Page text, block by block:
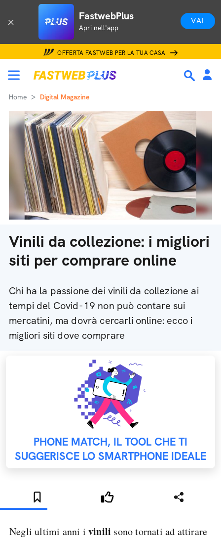
FastwebPlus
Apri nell'app
VAI
OFFERTA FASTWEB PER LA TUA CASA
Home Digital Magazine
Vinili da collezione: i migliori
siti per comprare online
Chi ha la passione dei vinili da collezione ai
tempi del Covid-19 non può contare sui
mercatini, ma dovrà cercarli online: ecco i
migliori siti dove comprare
PHONE MATCH, IL TOOL CHE TI
SUGGERISCE LO SMARTPHONE IDEALE
Negli ultimi anni i vinili sono tornati ad attirare